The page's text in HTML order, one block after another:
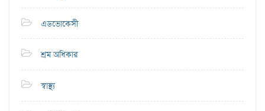
এডভোকেসী
শ্রম অধিকার
স্বাস্থ্য